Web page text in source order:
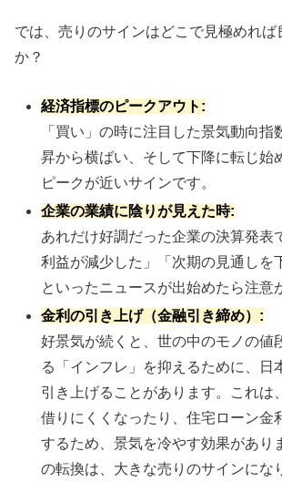
では、売りのサインはどこで見極めれば
か？
経済指標のピークアウト:
「買い」の時に注目した景気動向指
昇から横ばい、そして下降に転じ始
ピークが近いサインです。
企業の業績に陰りが見えた時:
あれだけ好調だった企業の決算発表
利益が減少した」「次期の見通しを
といったニュースが出始めたら注意
金利の引き上げ（金融引き締め）:
好景気が続くと、世の中のモノの値
る「インフレ」を抑えるために、日
引き上げることがあります。これは
借りにくくなったり、住宅ローン金
するため、景気を冷やす効果があり
の転換は、大きな売りのサインにな